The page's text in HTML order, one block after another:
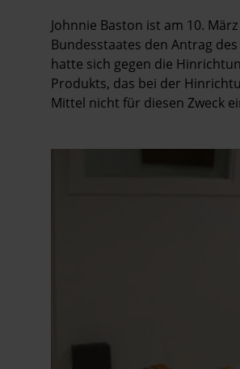
Johnnie Baston ist am 10.
Bundesstaates den Antrag
hatte sich gegen die
Produkts, das bei der
Mittel nicht für diesen Zweck